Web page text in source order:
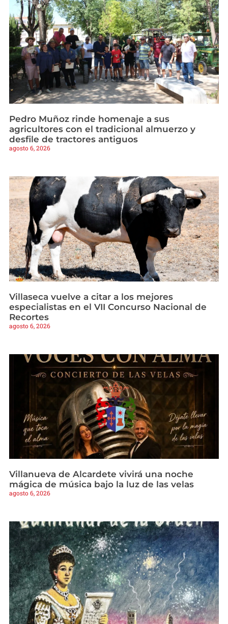
Pedro Muñoz rinde homenaje a sus
agricultores con el tradicional almuerzo y
desfile de tractores antiguos
agosto 6, 2026
Villaseca vuelve a citar a los mejores
especialistas en el VII Concurso Nacional de
Recortes
agosto 6, 2026
Villanueva de Alcardete vivirá una noche
mágica de música bajo la luz de las velas
agosto 6, 2026